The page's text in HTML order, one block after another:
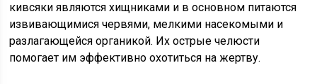
кивсяки являются хищниками и в основном питаются
извивающимися червями, мелкими насекомыми и
разлагающейся органикой. Их острые челюсти
помогает им эффективно охотиться на жертву.